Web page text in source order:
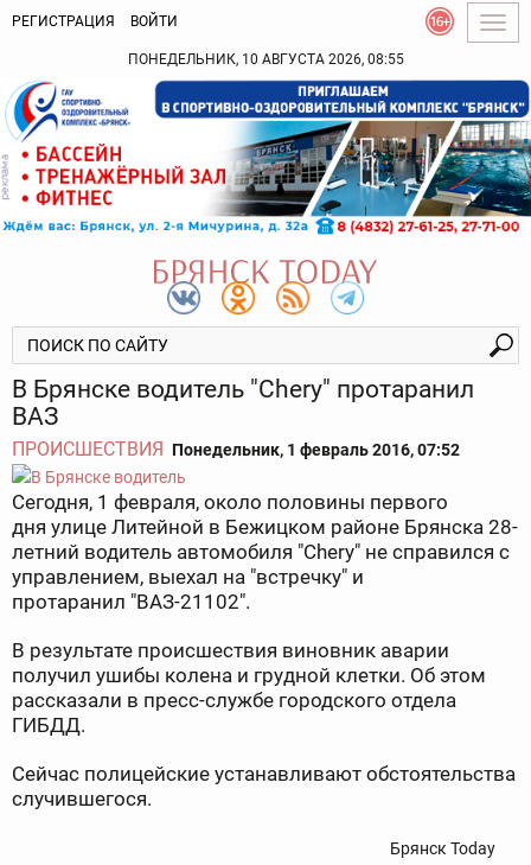
РЕГИСТРАЦИЯ ВОЙТИ
ПОНЕДЕЛЬНИК, 10 АВГУСТА 2026, 08:55
В Брянске водитель "Chery" протаранил
ВАЗ
ПРОИСШЕСТВИЯ Понедельник, 1 февраль 2016, 07:52
Сегодня, 1 февраля, около половины первого
дня улице Литейной в Бежицком районе Брянска 28-
летний водитель автомобиля "Chery" не справился с
управлением, выехал на "встречку" и
протаранил "ВАЗ-21102".
В результате происшествия виновник аварии
получил ушибы колена и грудной клетки. Об этом
рассказали в пресс-службе городского отдела
ГИБДД.
Сейчас полицейские устанавливают обстоятельства
случившегося.
Брянск Today